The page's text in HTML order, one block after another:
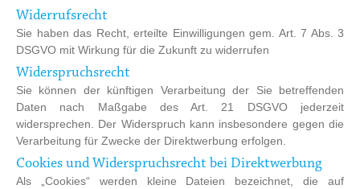
Widerrufsrecht
Sie haben das Recht, erteilte Einwilligungen gem. Art. 7 Abs. 3
DSGVO mit Wirkung für die Zukunft zu widerrufen
Widerspruchsrecht
Sie können der künftigen Verarbeitung der Sie betreffenden
Daten nach Maßgabe des Art. 21 DSGVO jederzeit
widersprechen. Der Widerspruch kann insbesondere gegen die
Verarbeitung für Zwecke der Direktwerbung erfolgen.
Cookies und Widerspruchsrecht bei Direktwerbung
Als „Cookies“ werden kleine Dateien bezeichnet, die auf